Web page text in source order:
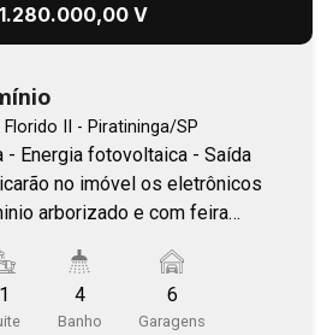
V
Florido II - Piratininga/SP
- Energia fotovoltaica - Saída
no imóvel os eletrônicos
2x na semana.
1 4
Banho
6
Garagens